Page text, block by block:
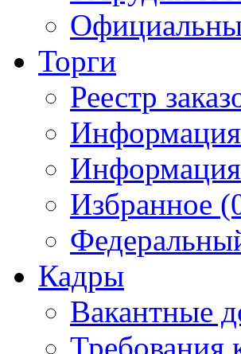
Торги
Реестр
Информация
Информация
Избранное
Кадры
Вакантные
Требования